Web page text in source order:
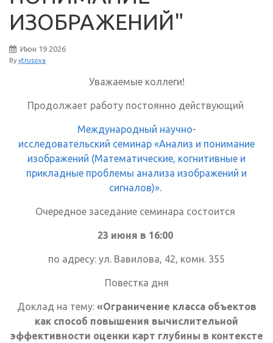
ИЗОБРАЖЕНИЙ"
Июн 19 2026
By ytrusova
Уважаемые коллеги!
Продолжает работу постоянно действующий
Международный научно-
исследовательский семинар «Анализ и понимание
изображений (Математические, когнитивные и
прикладные проблемы анализа изображений и
сигналов)».
Очередное заседание семинара состоится
23 июня в 16:00
по адресу: ул. Вавилова, 42, комн. 355
Повестка дня
Доклад на тему: «Ограничение класса объектов
как способ повышения вычислительной
эффективности оценки карт глубины в контексте